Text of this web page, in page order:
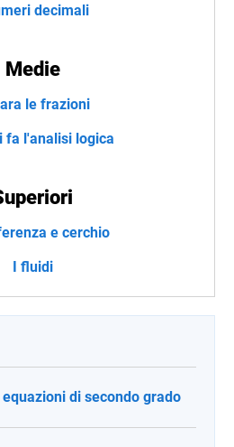
decimali
Medie
le frazioni
fa l'analisi logica
e cerchio
I fluidi
di secondo grado